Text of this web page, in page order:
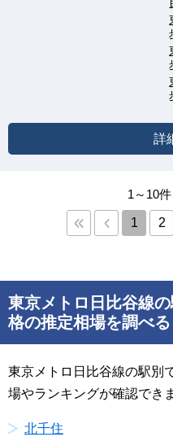
詳
1～10
1 2
東京メトロ日比谷線
格の推定相場を調べる
東京メトロ日比谷線の駅別
場やランキングが確認でき
北千住